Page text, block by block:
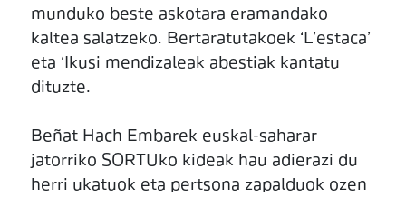
munduko beste askotara eramandako
kaltea salatzeko. Bertaratutakoek ‘L’estaca’
eta ‘Ikusi mendizaleak abestiak kantatu
dituzte.
Beñat Hach Embarek euskal-saharar
jatorriko SORTUko kideak hau adierazi du
herri ukatuok eta pertsona zapalduok ozen